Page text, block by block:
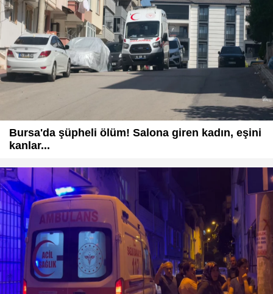
Bursa'da şüpheli ölüm! Salona giren kadın, eşini
kanlar...